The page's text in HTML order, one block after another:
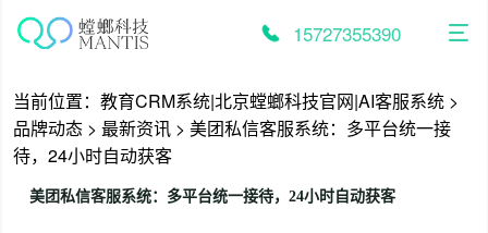
15727355390
当前位置： 教育CRM系统|北京螳螂科技官网|AI客服系统 >
品牌动态 > 最新资讯 > 美团私信客服系统：多平台统一接
待，24小时自动获客
美团私信客服系统：多平台统一接待，24小时自动获客